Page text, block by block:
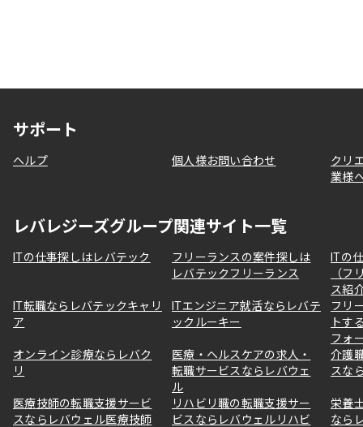
サポート
ヘルプ 個人様お問い合わせ
クリ
業様
レバレジーズグループ関連サイト一覧
ITの仕事探しはレバテック
フリーランスの案件探しは
レバテックフリーランス
ITの
（フ
ス紹
IT転職ならレバテックキャリ
ア
ITエンジニア就活ならレバテ
ックルーキー
フリ
トす
フォ
オンライン診療ならレバク
リ
医療・ヘルスケアの求人・
転職サービスならレバウェ
ル
介護
スな
医療技師の転職支援サービ
スならレバウェル医療技師
リハビリ職の転職支援サー
ビスならレバウェルリハビ
栄養
なら